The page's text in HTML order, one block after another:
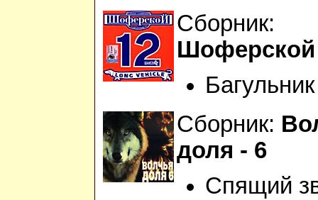
Сборник:
Шоферской
Багульник
Сборник:
доля - 6
Спящий